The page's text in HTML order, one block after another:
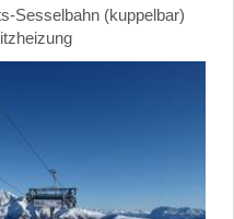
Sesselbahn (kuppelbar)